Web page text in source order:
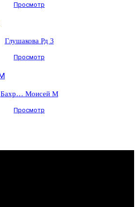
Просмотр
Глушакова Рд 3
Просмотр
Бахр… Моисей М
Просмотр